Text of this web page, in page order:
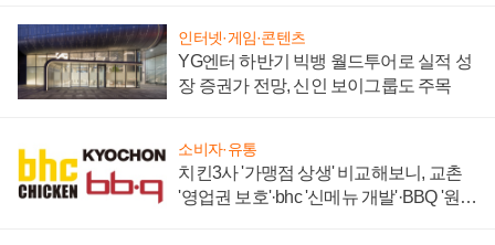
인터넷·게임·콘텐츠
YG엔터 하반기 빅뱅 월드투어로 실적 성
장 증권가 전망, 신인 보이그룹도 주목
소비자·유통
치킨3사 '가맹점 상생' 비교해보니, 교촌
'영업권 보호'·bhc '신메뉴 개발'·BBQ '원가